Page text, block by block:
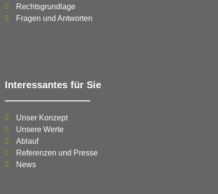
Rechtsgrundlage
Fragen und Antworten
Interessantes für Sie
Unser Konzept
Unsere Werte
Ablauf
Referenzen und Presse
News